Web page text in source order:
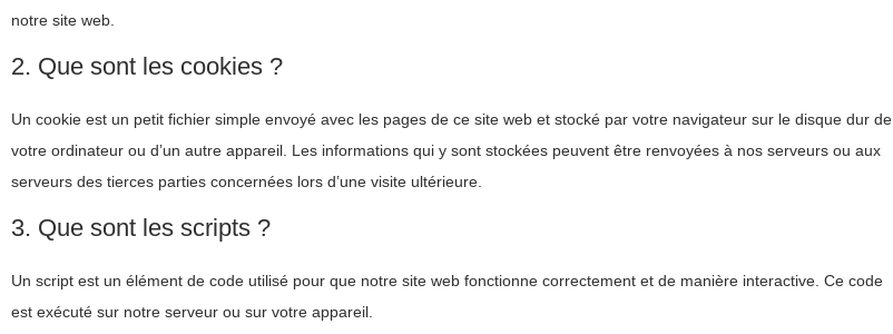
notre site web.
2. Que sont les cookies ?
Un cookie est un petit fichier simple envoyé avec les pages de ce site web et stocké par votre navigateur sur le disque dur de
votre ordinateur ou d’un autre appareil. Les informations qui y sont stockées peuvent être renvoyées à nos serveurs ou aux
serveurs des tierces parties concernées lors d’une visite ultérieure.
3. Que sont les scripts ?
Un script est un élément de code utilisé pour que notre site web fonctionne correctement et de manière interactive. Ce code
est exécuté sur notre serveur ou sur votre appareil.